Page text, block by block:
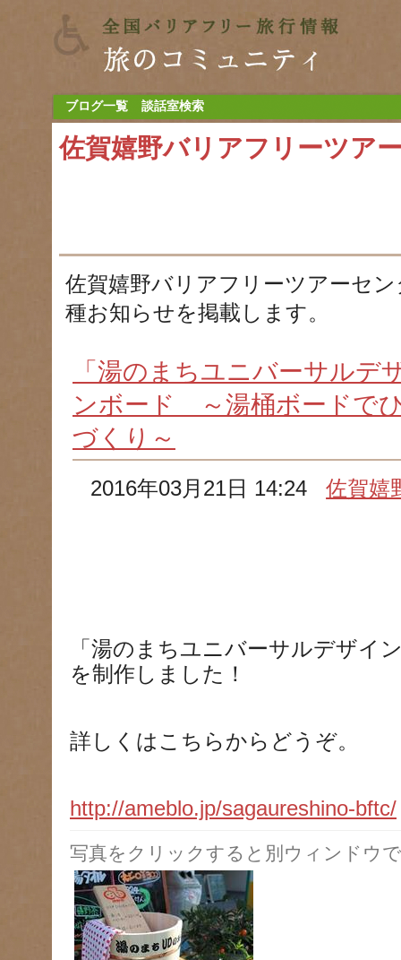
ブログ一覧 談話室検索
佐賀嬉野バリアフリーツア
佐賀嬉野バリアフリーツアーセ
種お知らせを掲載します。
「湯のまちユニバーサルデ
ンボード ～湯桶ボードで
づくり～
2016年03月21日 14:24佐賀嬉
「湯のまちユニバーサルデザイ
を制作しました！
詳しくはこちらからどうぞ。
http://ameblo.jp/sagaureshino-bftc/
写真をクリックすると別ウィンドウ